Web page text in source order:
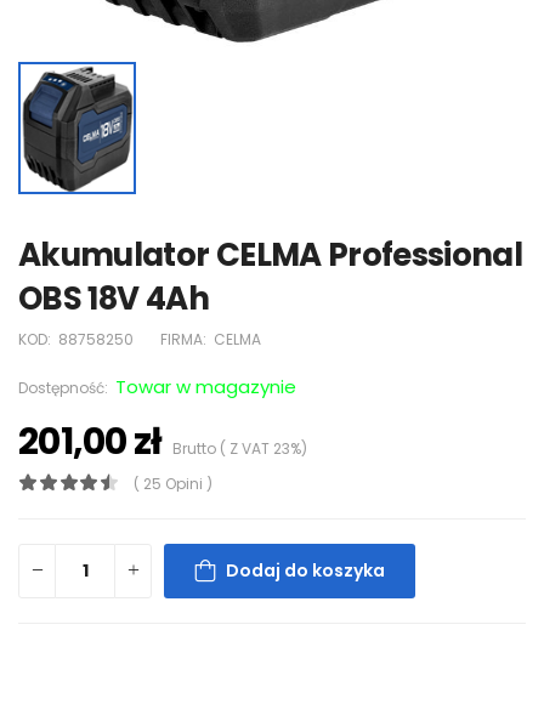
Akumulator CELMA Professional
OBS 18V 4Ah
KOD: 88758250 FIRMA: CELMA
Dostępność: Towar w magazynie
201,00 złBrutto ( Z VAT 23%)
( 25 Opini )
Dodaj do koszyka